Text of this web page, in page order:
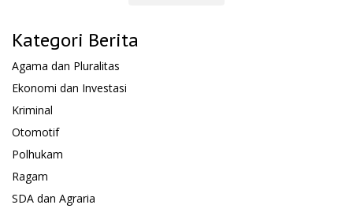
Kategori Berita
Agama dan Pluralitas
Ekonomi dan Investasi
Kriminal
Otomotif
Polhukam
Ragam
SDA dan Agraria